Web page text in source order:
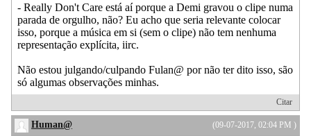
- Really Don't Care está aí porque a Demi gravou o clipe numa
parada de orgulho, não? Eu acho que seria relevante colocar
isso, porque a música em si (sem o clipe) não tem nenhuma
representação explícita, iirc.
Não estou julgando/culpando Fulan@ por não ter dito isso, são
só algumas observações minhas.
Citar
(09-07-2017, 02:04 PM )
Human@